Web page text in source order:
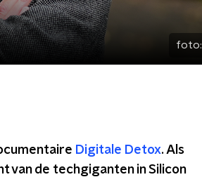
foto:
Digitale Detox. Als
van de techgiganten in Silicon